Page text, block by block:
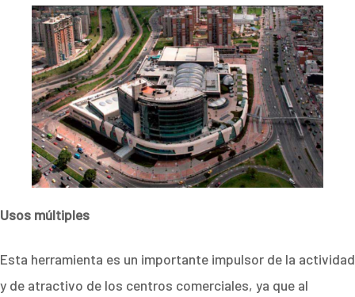
Usos múltiples
Esta herramienta es un importante impulsor de la actividad
y de atractivo de los centros comerciales, ya que al